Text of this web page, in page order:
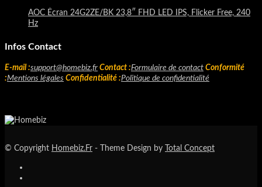
AOC Écran 24G2ZE/BK 23,8″ FHD LED IPS, Flicker Free, 240
Hz
Infos Contact
E-mail :support@homebiz.fr Contact :Formulaire de contact Conformité
:Mentions légales Confidentialité :Politique de confidentialité
© Copyright Homebiz.Fr - Theme Design by Total Concept